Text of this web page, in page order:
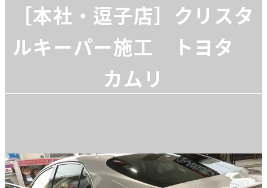
［本社・逗子店］クリスタ
ルキーパー施工 トヨタ
カムリ